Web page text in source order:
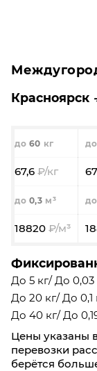
Красноярск
60
67,6
0,3
18820
До 5 кг/ До 0,03
До 20 кг/ До 0,1
До 40 кг/ До
Цены указаны
перевозки
берётся